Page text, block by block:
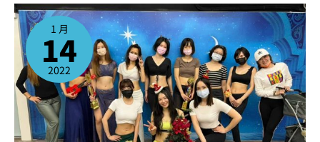
1 月
14
2022
2022
年
1
肚
皮
舞
課
程
表
出
啦！
祝
大
家
新
年